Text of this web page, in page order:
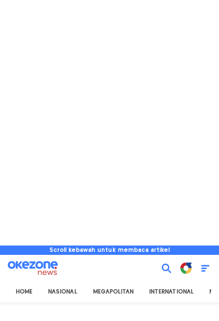
Scroll kebawah untuk membaca artikel
HOME NASIONAL MEGAPOLITAN INTERNATIONAL